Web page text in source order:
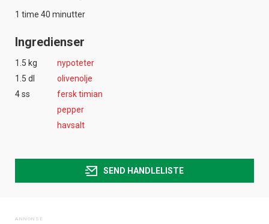
1 time 40 minutter
Ingredienser
1.5 kg
nypoteter
1.5 dl
olivenolje
4 ss
fersk timian
pepper
havsalt
SEND HANDLELISTE